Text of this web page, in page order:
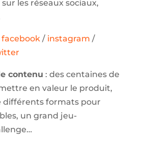
les réseaux sociaux,
facebook/ instagram /
contenu : des centaines de
en valeur le produit,
différents formats pour
un grand jeu-